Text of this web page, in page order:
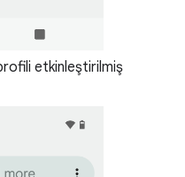
etkinleştirilmiş